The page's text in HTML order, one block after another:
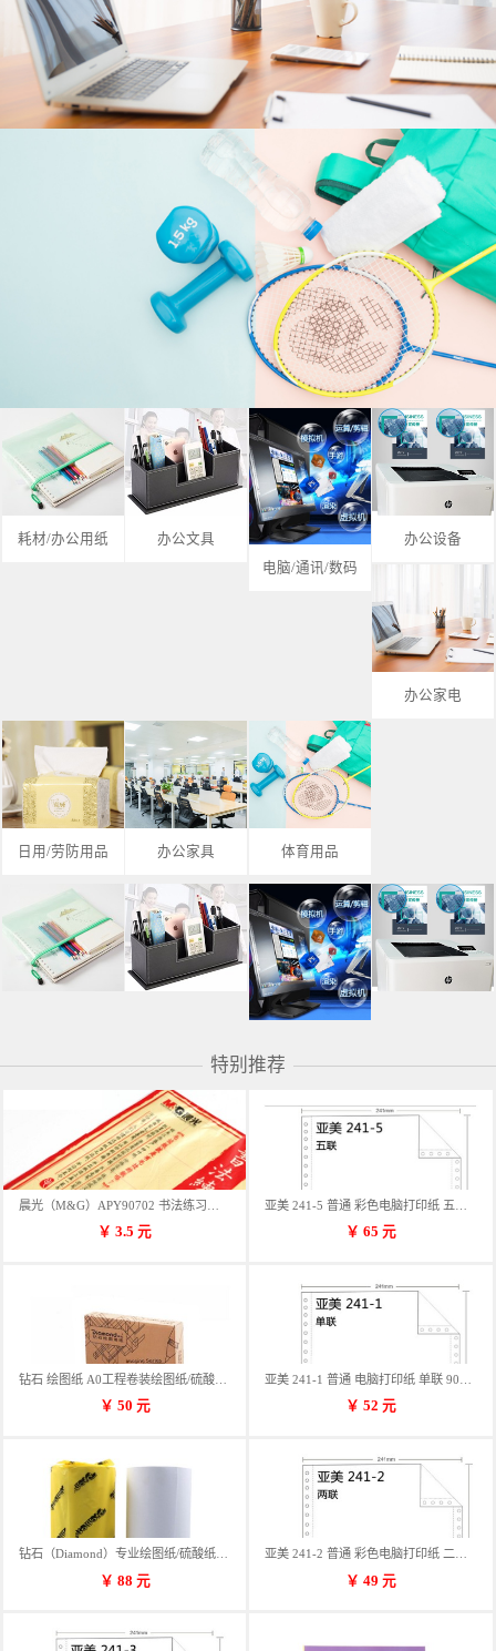
耗材/办公用纸
办公文具
电脑/通讯/数码
办公设备
办公家电
日用/劳防用品 办公家具 体育用品
特别推荐
￥ 3.5元 ￥ 65元
钻石 绘图纸 A0工程卷装绘图纸/硫酸纸 50m卷装 914*50MM/卷
￥ 50 元 ￥ 52元
钻石（Diamond）专业绘图纸/硫酸纸 临摹纸 73g A4 297mm*70m 单卷装
￥ 88 元
亚美 241-2 普通 彩色电脑打印纸 二联 900张/箱 蓝包装 三等份
￥ 49元